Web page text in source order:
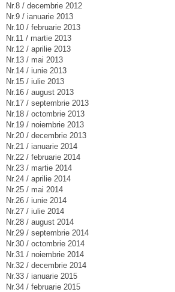
Nr.8 / decembrie 2012
Nr.9 / ianuarie 2013
Nr.10 / februarie 2013
Nr.11 / martie 2013
Nr.12 / aprilie 2013
Nr.13 / mai 2013
Nr.14 / iunie 2013
Nr.15 / iulie 2013
Nr.16 / august 2013
Nr.17 / septembrie 2013
Nr.18 / octombrie 2013
Nr.19 / noiembrie 2013
Nr.20 / decembrie 2013
Nr.21 / ianuarie 2014
Nr.22 / februarie 2014
Nr.23 / martie 2014
Nr.24 / aprilie 2014
Nr.25 / mai 2014
Nr.26 / iunie 2014
Nr.27 / iulie 2014
Nr.28 / august 2014
Nr.29 / septembrie 2014
Nr.30 / octombrie 2014
Nr.31 / noiembrie 2014
Nr.32 / decembrie 2014
Nr.33 / ianuarie 2015
Nr.34 / februarie 2015